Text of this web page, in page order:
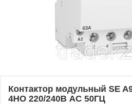
Контактор модульный SE
4НО 220/240В АС 50ГЦ